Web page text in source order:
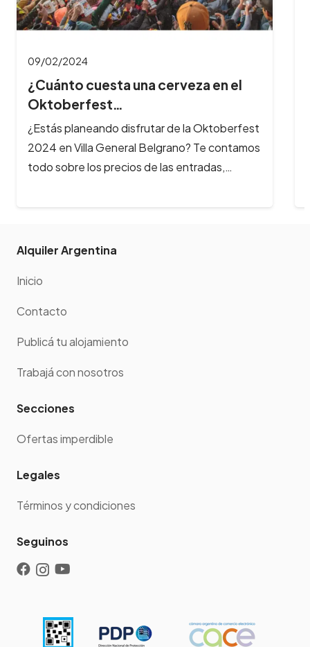
en el
de la Oktoberfest
Te contamos
entradas,…
Alquiler Argentina
Inicio
Contacto
Publicá tu alojamiento
Trabajá con nosotros
Secciones
Ofertas imperdible
Legales
Términos y condiciones
Seguinos